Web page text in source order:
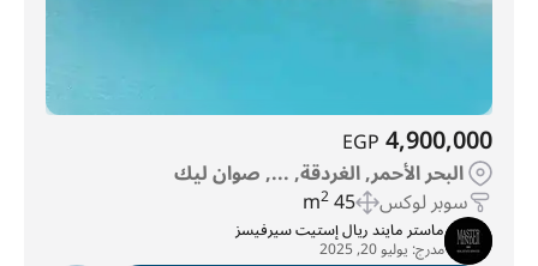
4,900,000
EGP
البحر الأحمر, الغردقة, ..., صوان ليك
سوبر لوكس 45 m
2
ماستر مايند ريال إستيت سيرفيسز
مدرج: يوليو 20, 2025